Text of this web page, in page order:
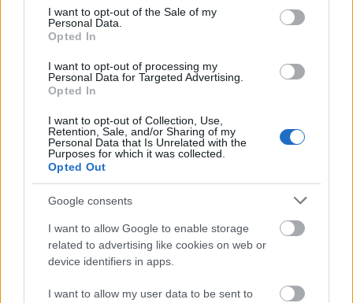
consent section.
I want to opt-out of the Sale of my
Personal Data.
Opted In
I want to opt-out of processing my
Personal Data for Targeted Advertising.
Opted In
I want to opt-out of Collection, Use,
Retention, Sale, and/or Sharing of my
Personal Data that Is Unrelated with the
Purposes for which it was collected.
Opted Out
Google consents
I want to allow Google to enable storage
related to advertising like cookies on web or
device identifiers in apps.
I want to allow my user data to be sent to
Biztos voltak hasonlóan növekvő szolgáltatások
idehaza korábban is, de a Facebook az első, ahol
több-kevésbé publikus adatokat láthatunk, gyorsan
frissülve. Hiszen a Socialbakers.com-on akár napi
szinten is nyomon követhetjük, éppen…
Szavak, szavak, szavak... - frissítve
•2010. március 23.
érhetnek! Gondolj bele, ha a TE neved, vagy a céged,
terméked neve a tét. Vajon mennyit ér ez meg neked?
És a konkurenciádnak? Visszatérő kérdés,
rendszeresen belefutok: a Google-ben a